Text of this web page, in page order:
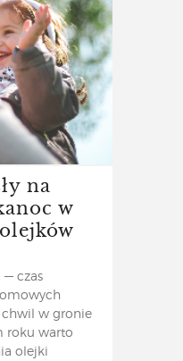
na
w
— czas
w gronie
roku warto
olejki